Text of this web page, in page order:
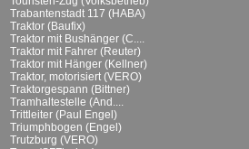
Trabantenstadt 117 (HABA)
Traktor (Baufix)
Traktor mit Bushänger (C....
Traktor mit Fahrer (Reuter)
Traktor mit Hänger (Kellner)
Traktor, motorisiert (VERO)
Traktorgespann (Bittner)
Tramhaltestelle (And....
Trittleiter (Paul Engel)
Triumphbogen (Engel)
Trutzburg (VERO)